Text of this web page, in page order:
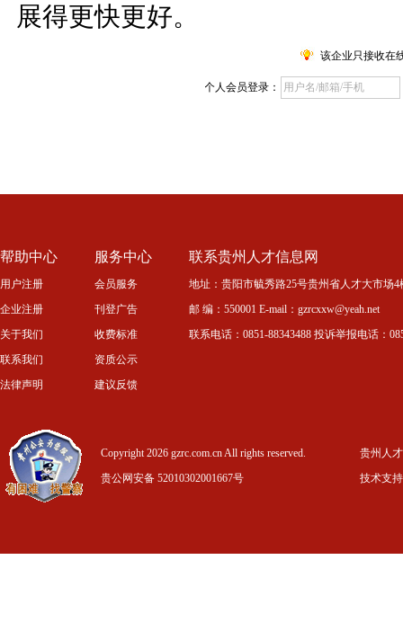
展得更快更好。
该企业只接收在
个人会员登录：
帮助中心
用户注册
企业注册
关于我们
联系我们
法律声明
服务中心
会员服务
刊登广告
收费标准
资质公示
建议反馈
联系贵州人才信息网
地址：贵阳市毓秀路25号贵州省人才大市场
邮 编：550001 E-mail：gzrcxxw@yeah.net
联系电话：0851-88343488 投诉举报电话：
Copyright 2026 gzrc.com.cn All rights reserved.
贵公网安备 52010302001667号
贵州人
技术支